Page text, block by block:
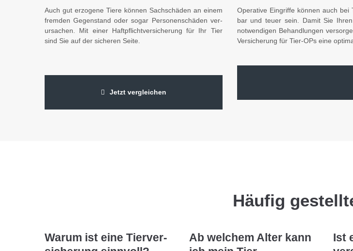
Auch gut erzogene Tiere können Sach­schäden an einem
fremden Gegen­stand oder sogar Per­sonen­schäden ver­
ur­sachen. Mit einer Haft­pflicht­ver­sicher­ung für Ihr Tier
sind Sie auf der sicheren Seite.
Jetzt vergleichen
Operative Ein­griffe können auch
bar und teuer sein. Damit Sie
not­wendigen Be­hand­lungen
Ver­sicher­ung für Tier-OPs eine
Häufig
Warum ist eine Tier­ver­
Ab welchem Alter kann
Ist